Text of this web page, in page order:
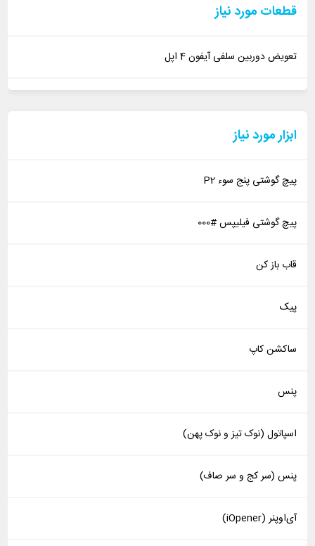
قطعات مورد نیاز
تعویض دوربین سلفی آیفون 4 اپل
ابزار مورد نیاز
پیچ گوشتی پنج سوء P2
پیچ گوشتی فیلیپس #000
قاب باز کن
پیک
ساکشن کاپ
پنس
اسپاتول (نوک تیز و نوک پهن)
پنس (سر کج و سر صاف)
آی‌اوپنر (iOpener)